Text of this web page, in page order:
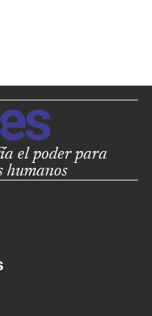
el poder para
humanos